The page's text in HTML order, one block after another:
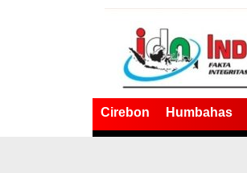
Cirebon Humbahas